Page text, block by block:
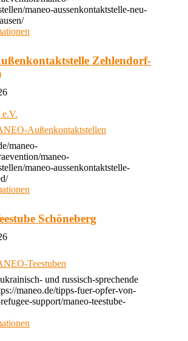
maneo-aussenkontaktstelle-neu-
Zehlendorf-
Außenkontaktstellen
maneo-
maneo-
maneo-aussenkontaktstelle-
Schöneberg
Teestuben
und russisch-sprechende
maneo.de/tipps-fuer-opfer-von-
support/maneo-teestube-